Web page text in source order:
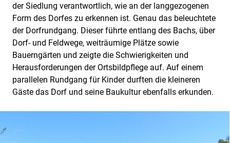
der Siedlung verantwortlich, wie an der langgezogenen
Form des Dorfes zu erkennen ist. Genau das beleuchtete
der Dorfrundgang. Dieser führte entlang des Bachs, über
Dorf- und Feldwege, weiträumige Plätze sowie
Bauerngärten und zeigte die Schwierigkeiten und
Herausforderungen der Ortsbildpflege auf. Auf einem
parallelen Rundgang für Kinder durften die kleineren
Gäste das Dorf und seine Baukultur ebenfalls erkunden.